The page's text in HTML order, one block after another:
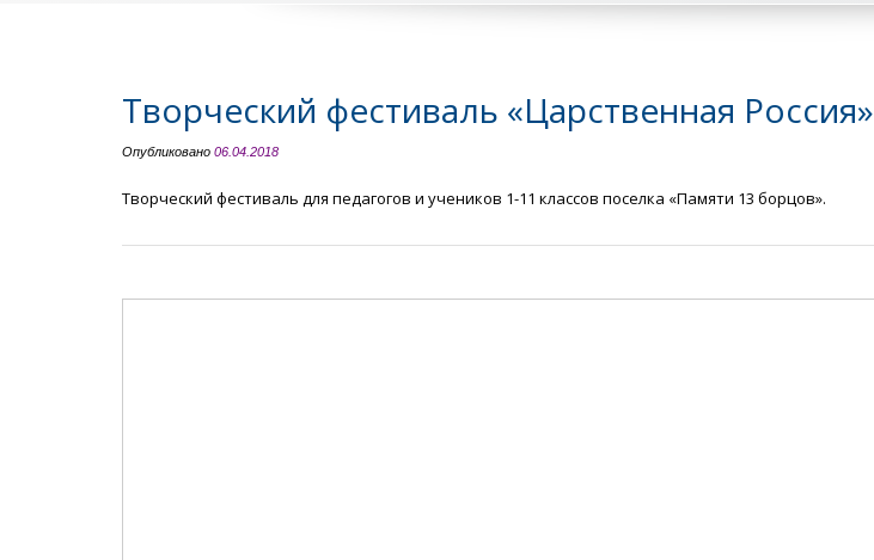
Творческий фестиваль «Царственная Россия»
Опубликовано 06.04.2018
Творческий фестиваль для педагогов и учеников 1-11 классов поселка «Памяти 13 борцов».